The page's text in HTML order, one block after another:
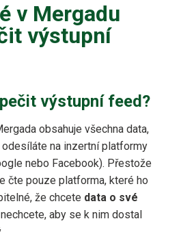
v Mergadu
výstupní
výstupní feed?
obsahuje všechna data,
odesíláte na inzertní platformy
nebo Facebook). Přestože
čte pouze platforma, které ho
že chcete data o své
aby se k nim dostal